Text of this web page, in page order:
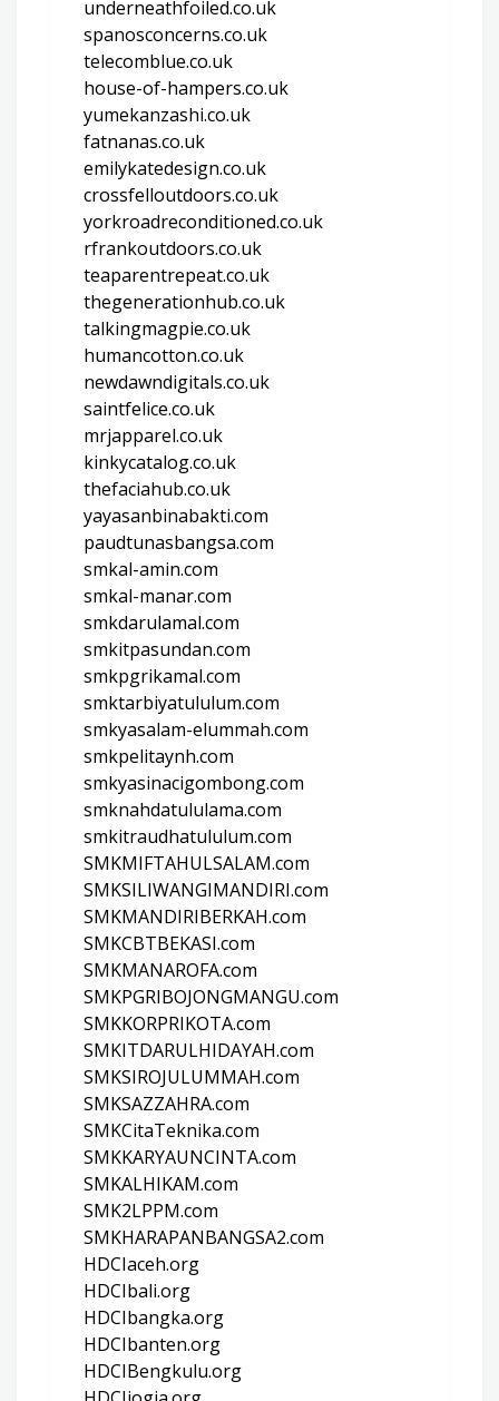
underneathfoiled.co.uk
spanosconcerns.co.uk
telecomblue.co.uk
house-of-hampers.co.uk
yumekanzashi.co.uk
fatnanas.co.uk
emilykatedesign.co.uk
crossfelloutdoors.co.uk
yorkroadreconditioned.co.uk
rfrankoutdoors.co.uk
teaparentrepeat.co.uk
thegenerationhub.co.uk
talkingmagpie.co.uk
humancotton.co.uk
newdawndigitals.co.uk
saintfelice.co.uk
mrjapparel.co.uk
kinkycatalog.co.uk
thefaciahub.co.uk
yayasanbinabakti.com
paudtunasbangsa.com
smkal-amin.com
smkal-manar.com
smkdarulamal.com
smkitpasundan.com
smkpgrikamal.com
smktarbiyatululum.com
smkyasalam-elummah.com
smkpelitaynh.com
smkyasinacigombong.com
smknahdatululama.com
smkitraudhatululum.com
SMKMIFTAHULSALAM.com
SMKSILIWANGIMANDIRI.com
SMKMANDIRIBERKAH.com
SMKCBTBEKASI.com
SMKMANAROFA.com
SMKPGRIBOJONGMANGU.com
SMKKORPRIKOTA.com
SMKITDARULHIDAYAH.com
SMKSIROJULUMMAH.com
SMKSAZZAHRA.com
SMKCitaTeknika.com
SMKKARYAUNCINTA.com
SMKALHIKAM.com
SMK2LPPM.com
SMKHARAPANBANGSA2.com
HDCIaceh.org
HDCIbali.org
HDCIbangka.org
HDCIbanten.org
HDCIBengkulu.org